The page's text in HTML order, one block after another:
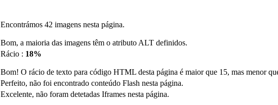
Encontrámos 42 imagens nesta página.
Bom, a maioria das imagens têm o atributo ALT definidos.
Rácio : 18%
Bom! O rácio de texto para código HTML desta página é maior que 15, mas menor
Perfeito, não foi encontrado conteúdo Flash nesta página.
Excelente, não foram detetadas Iframes nesta página.